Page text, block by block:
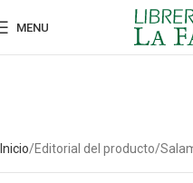
MENU
Inicio Editorial del producto